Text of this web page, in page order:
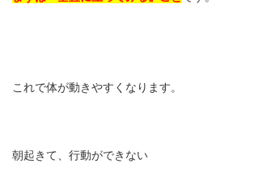
これで体が動きやすくなります。
朝起きて、行動ができない